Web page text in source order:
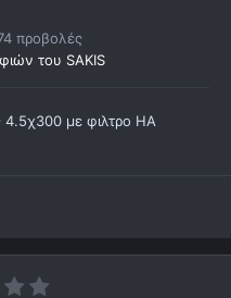
προβολές
του SAKIS
με φιλτρο ΗΑ